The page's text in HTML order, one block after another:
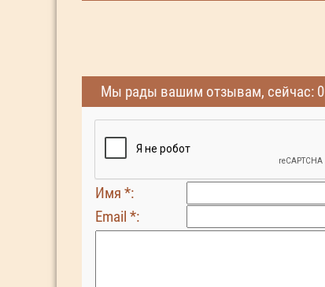
Мы рады вашим отзывам, сейчас: 0
Имя *:
Email *: